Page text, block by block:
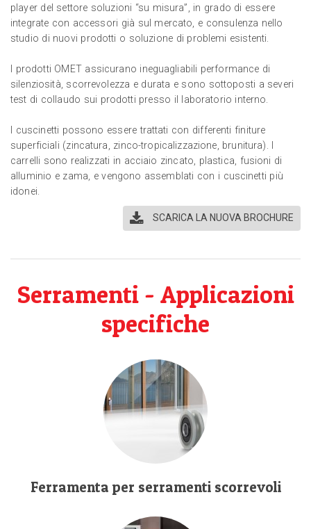
player del settore soluzioni “su misura”, in grado di essere
integrate con accessori già sul mercato, e consulenza nello
studio di nuovi prodotti o soluzione di problemi esistenti.
I prodotti OMET assicurano ineguagliabili performance di
silenziosità, scorrevolezza e durata e sono sottoposti a severi
test di collaudo sui prodotti presso il laboratorio interno.
I cuscinetti possono essere trattati con differenti finiture
superficiali (zincatura, zinco-tropicalizzazione, brunitura). I
carrelli sono realizzati in acciaio zincato, plastica, fusioni di
alluminio e zama, e vengono assemblati con i cuscinetti più
idonei.
SCARICA LA NUOVA BROCHURE
Serramenti - Applicazioni
specifiche
Ferramenta per serramenti scorrevoli